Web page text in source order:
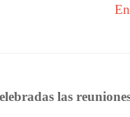
las